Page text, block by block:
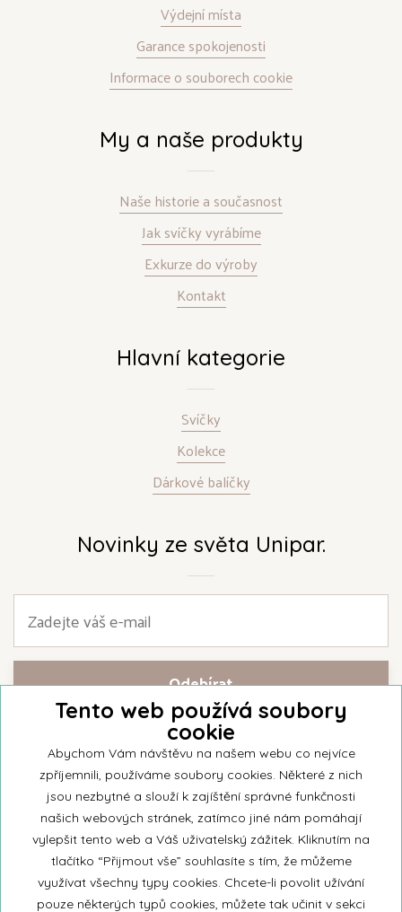
Výdejní místa
Garance spokojenosti
Informace o souborech cookie
My a naše produkty
Naše historie a současnost
Jak svíčky vyrábíme
Exkurze do výroby
Kontakt
Hlavní kategorie
Svíčky
Kolekce
Dárkové balíčky
Novinky ze světa Unipar.
Přihlašte se k našemu newsletteru a buďte jako první informováni o
nejnovějších kolekcích svíček a aktualitách z rodinné firmy Unipar.
© 2026 Unipar
Tento web používá soubory
cookie
Abychom Vám návštěvu na našem webu co nejvíce
zpříjemnili, používáme soubory cookies. Některé z nich
jsou nezbytné a slouží k zajíštění správné funkčnosti
našich webových stránek, zatímco jiné nám pomáhají
vylepšit tento web a Váš uživatelský zážitek. Kliknutím na
tlačítko “Přijmout vše” souhlasíte s tím, že můžeme
využívat všechny typy cookies. Chcete-li povolit užívání
pouze některých typů cookies, můžete tak učinit v sekci